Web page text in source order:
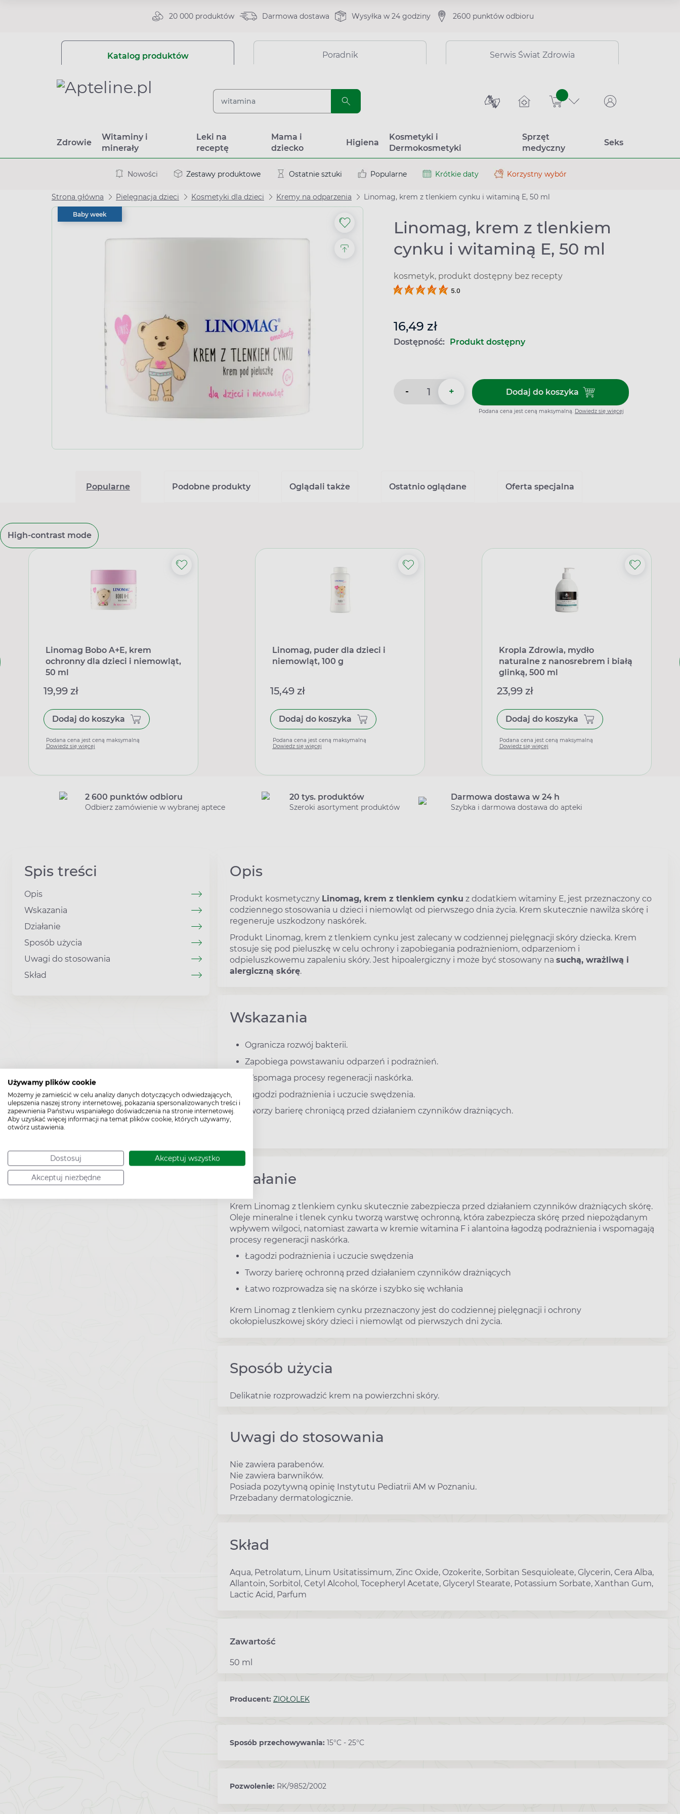
Używamy plików cookie
Możemy je zamieścić w celu analizy danych dotyczących odwiedzających,
ulepszenia naszej strony internetowej, pokazania spersonalizowanych treści i
zapewnienia Państwu wspaniałego doświadczenia na stronie internetowej.
Aby uzyskać więcej informacji na temat plików cookie, których używamy,
otwórz ustawienia.
Dostosuj Akceptuj wszystko
Akceptuj niezbędne
20 000 produktów Darmowa dostawa Wysyłka w 24 godziny 2600 punktów odbioru
Katalog produktów Poradnik Serwis Świat Zdrowia
sztuk
Zdrowie
Witaminy i
minerały
Leki na
receptę
Mama i
dziecko
Higiena
Kosmetyki i
Dermokosmetyki
Sprzęt
medyczny
Seks
Nowości Zestawy produktowe Ostatnie sztuki Popularne Krótkie daty Korzystny wybór
Strona główna Pielęgnacja dzieci Kosmetyki dla dzieci Kremy na odparzenia Linomag, krem z tlenkiem cynku i witaminą E, 50 ml
Linomag, krem z tlenkiem
cynku i witaminą E, 50 ml
kosmetyk, produkt dostępny bez recepty
5.0
Baby week
16,49 zł
Dostępność: Produkt dostępny
- + Dodaj do koszykaDodaj do koszyka Linomag,
Podana cena jest ceną maksymalną. Dowiedz się więcej
Popularne Podobne produkty Oglądali także Ostatnio oglądane Oferta specjalna
High-contrast mode
Linomag Bobo A+E, krem
ochronny dla dzieci i niemowląt,
50 ml
19,99 zł
Dodaj do koszyka
Podana cena jest ceną maksymalną
Dowiedz się więcej
Linomag, puder dla dzieci i
niemowląt, 100 g
15,49 zł
Dodaj do koszyka
Podana cena jest ceną maksymalną
Dowiedz się więcej
Kropla Zdrowia, mydło
naturalne z nanosrebrem i białą
glinką, 500 ml
23,99 zł
Dodaj do koszyka
Podana cena jest ceną maksymalną
Dowiedz się więcej
2 600 punktów odbioru
Odbierz zamówienie w wybranej aptece
20 tys. produktów
Szeroki asortyment produktów
Darmowa dostawa w 24 h
Szybka i darmowa dostawa do apteki
Spis treści
Opis
Wskazania
Działanie
Sposób użycia
Uwagi do stosowania
Skład
Opis
Produkt kosmetyczny Linomag, krem z tlenkiem cynku z dodatkiem witaminy E, jest przeznaczony co
codziennego stosowania u dzieci i niemowląt od pierwszego dnia życia. Krem skutecznie nawilża skórę i
regeneruje uszkodzony naskórek.
Produkt Linomag, krem z tlenkiem cynku jest zalecany w codziennej pielęgnacji skóry dziecka. Krem
stosuje się pod pieluszkę w celu ochrony i zapobiegania podrażnieniom, odparzeniom i
odpieluszkowemu zapaleniu skóry. Jest hipoalergiczny i może być stosowany na suchą, wrażliwą i
alergiczną skórę.
Wskazania
Ogranicza rozwój bakterii.
Zapobiega powstawaniu odparzeń i podrażnień.
Wspomaga procesy regeneracji naskórka.
Łagodzi podrażnienia i uczucie swędzenia.
Tworzy barierę chroniącą przed działaniem czynników drażniących.
Działanie
Krem Linomag z tlenkiem cynku skutecznie zabezpiecza przed działaniem czynników drażniących skórę.
Oleje mineralne i tlenek cynku tworzą warstwę ochronną, która zabezpiecza skórę przed niepożądanym
wpływem wilgoci, natomiast zawarta w kremie witamina F i alantoina łagodzą podrażnienia i wspomagają
procesy regeneracji naskórka.
Łagodzi podrażnienia i uczucie swędzenia
Tworzy barierę ochronną przed działaniem czynników drażniących
Łatwo rozprowadza się na skórze i szybko się wchłania
Krem Linomag z tlenkiem cynku przeznaczony jest do codziennej pielęgnacji i ochrony
okołopieluszkowej skóry dzieci i niemowląt od pierwszych dni życia.
Sposób użycia
Delikatnie rozprowadzić krem na powierzchni skóry.
Uwagi do stosowania
Nie zawiera parabenów.
Nie zawiera barwników.
Posiada pozytywną opinię Instytutu Pediatrii AM w Poznaniu.
Przebadany dermatologicznie.
Skład
Aqua, Petrolatum, Linum Usitatissimum, Zinc Oxide, Ozokerite, Sorbitan Sesquioleate, Glycerin, Cera Alba,
Allantoin, Sorbitol, Cetyl Alcohol, Tocepheryl Acetate, Glyceryl Stearate, Potassium Sorbate, Xanthan Gum,
Lactic Acid, Parfum
Zawartość
50 ml
Producent: ZIOŁOLEK
Sposób przechowywania: 15°C - 25°C
Pozwolenie: RK/9852/2002